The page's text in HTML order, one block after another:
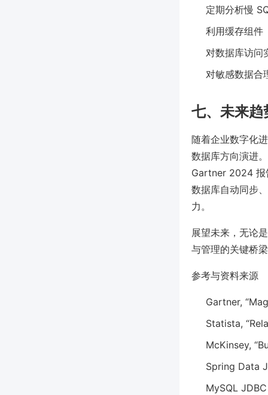
定期分析慢
利用缓存组件
对数据库访问
对敏感数据合
七、未来
随着企业数字化
数据库方向演进
Gartner 2024 报
数据库自动同步
力。
展望未来，无论
与管理的关键桥
参考与资料来源
Gartner,
Statista,
McKinsey,
Spring Data
MySQL